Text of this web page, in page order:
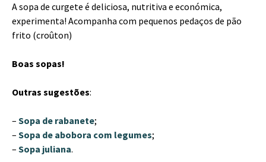
A sopa de curgete é deliciosa, nutritiva e económica,
experimenta! Acompanha com pequenos pedaços de pão
frito (croûton)
Boas sopas!
Outras sugestões:
– Sopa de rabanete;
– Sopa de abobora com legumes;
– Sopa juliana.